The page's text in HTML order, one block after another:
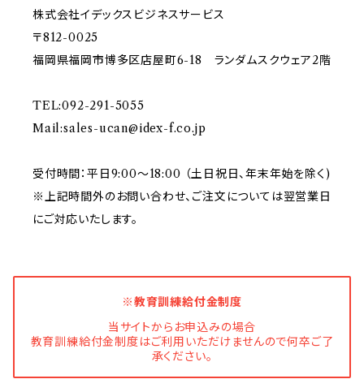
株式会社イデックスビジネスサービス
〒812-0025
福岡県福岡市博多区店屋町6-18 ランダムスクウェア2階
TEL:092-291-5055
Mail:sales-ucan@idex-f.co.jp
受付時間：平日9:00～18:00 （土日祝日、年末年始を除く)
※上記時間外のお問い合わせ、ご注文については翌営業日
にご対応いたします。
※教育訓練給付金制度
当サイトからお申込みの場合
教育訓練給付金制度はご利用いただけませんので何卒ご了
承ください。